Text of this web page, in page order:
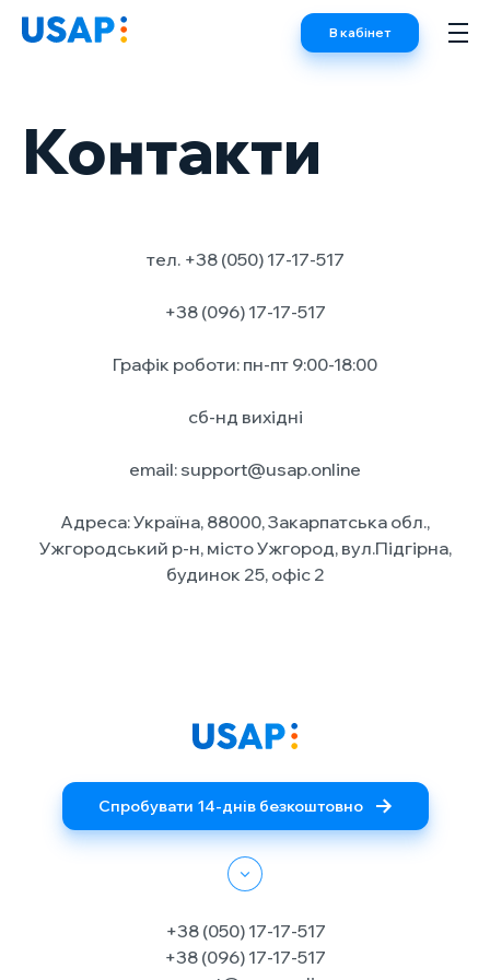
Skip
В кабінет
Контакти
тел. +38 (050) 17-17-517
+38 (096) 17-17-517
Графік роботи: пн-пт 9:00-18:00
сб-нд вихідні
email: support@usap.online
Адреса: Україна, 88000, Закарпатська обл.,
Ужгородський р-н, місто Ужгород, вул.Підгірна,
будинок 25, офіс 2
Спробувати 14-днів безкоштовно
+38 (050) 17-17-517
+38 (096) 17-17-517